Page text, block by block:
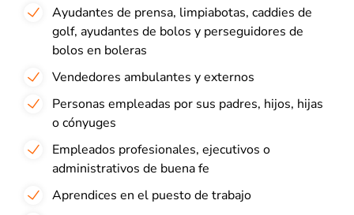
Ayudantes de prensa, limpiabotas, caddies de
golf, ayudantes de bolos y perseguidores de
bolos en boleras
Vendedores ambulantes y externos
Personas empleadas por sus padres, hijos, hijas
o cónyuges
Empleados profesionales, ejecutivos o
administrativos de buena fe
Aprendices en el puesto de trabajo